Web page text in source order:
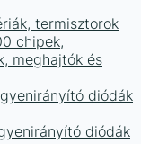
termisztorok
chipek,
meghajtók és
diódák
diódák